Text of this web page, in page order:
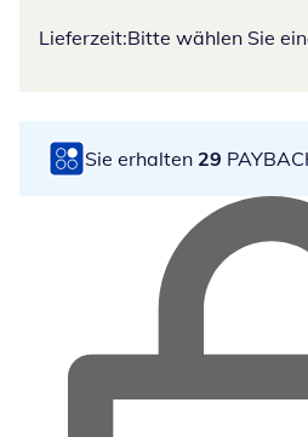
Lieferzeit:Bitte wählen Sie
Sie erhalten 29